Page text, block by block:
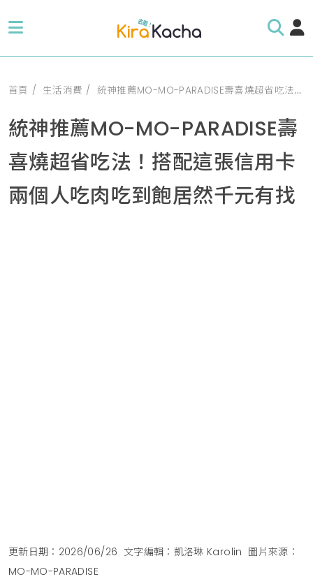
首頁 生活消費 統神推薦MO-MO-PARADISE壽喜燒超省吃法！搭配這張信用卡兩個人吃肉吃到飽居然千元有找
統神推薦MO-MO-PARADISE壽
喜燒超省吃法！搭配這張信用卡
兩個人吃肉吃到飽居然千元有找
更新日期：2026/06/26 文字編輯：凱洛琳 Karolin 圖片來源：
MO-MO-PARADISE